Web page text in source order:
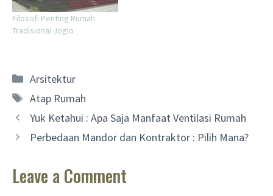
Filosofi Penting Rumah
Tradisional Joglo
Categories
Arsitektur
Tags
Atap Rumah
Yuk Ketahui : Apa Saja Manfaat Ventilasi Rumah
Perbedaan Mandor dan Kontraktor : Pilih Mana?
Leave a Comment